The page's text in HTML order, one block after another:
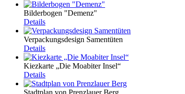
Bilderbogen "Demenz"
Details
Verpackungsdesign Samentüten
Details
Kiezkarte „Die Moabiter Insel“
Details
Stadtplan von Prenzlauer Berg